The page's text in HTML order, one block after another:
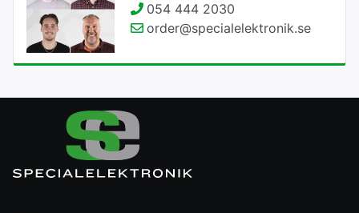
054 444 2030
order@specialelektronik.se